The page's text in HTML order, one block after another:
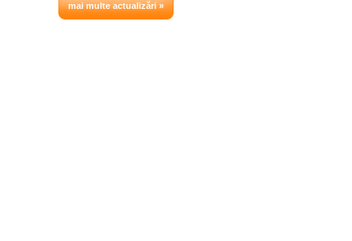
mai multe actualizări »